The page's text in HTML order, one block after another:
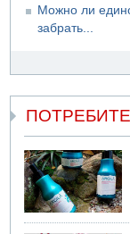
Можно ли
забрать...